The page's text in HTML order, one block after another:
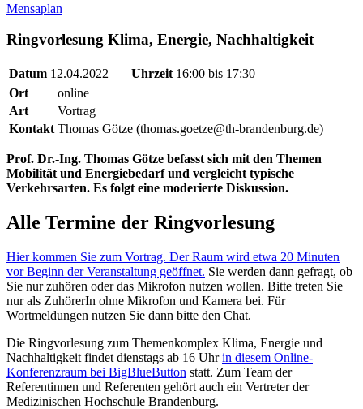
Mensaplan
Ringvorlesung Klima, Energie, Nachhaltigkeit
Datum 12.04.2022 Uhrzeit 16:00 bis 17:30
Ort
online
Art
Vortrag
Kontakt Thomas Götze (thomas.goetze@th-brandenburg.de)
Prof. Dr.-Ing. Thomas Götze befasst sich mit den Themen
Mobilität und Energiebedarf und vergleicht typische
Verkehrsarten. Es folgt eine moderierte Diskussion.
Alle Termine der Ringvorlesung
Hier kommen Sie zum Vortrag. Der Raum wird etwa 20 Minuten
vor Beginn der Veranstaltung geöffnet. Sie werden dann gefragt, ob
Sie nur zuhören oder das Mikrofon nutzen wollen. Bitte treten Sie
nur als ZuhörerIn ohne Mikrofon und Kamera bei. Für
Wortmeldungen nutzen Sie dann bitte den Chat.
Die Ringvorlesung zum Themenkomplex Klima, Energie und
Nachhaltigkeit findet dienstags ab 16 Uhrin diesem Online-
Konferenzraum bei BigBlueButton statt. Zum Team der
Referentinnen und Referenten gehört auch ein Vertreter der
Medizinischen Hochschule Brandenburg.